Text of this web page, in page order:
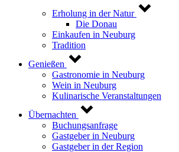
Erholung in der Natur
Die Donau
Einkaufen in Neuburg
Tradition
Genießen
Gastronomie in Neuburg
Wein in Neuburg
Kulinarische Veranstaltungen
Übernachten
Buchungsanfrage
Gastgeber in Neuburg
Gastgeber in der Region